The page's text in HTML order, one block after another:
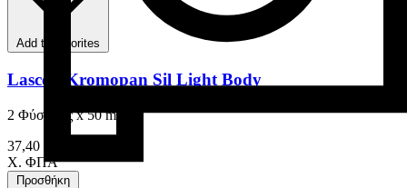
Add to favorites
Lascod Kromopan Sil Light Body
2 Φύσιγγες x 50 ml
37,40 €
Χ. ΦΠΑ
Προσθήκη